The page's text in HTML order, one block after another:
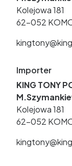
Kolejowa 181
62-052
Importer
KING TONY
Kolejowa 181
62-052